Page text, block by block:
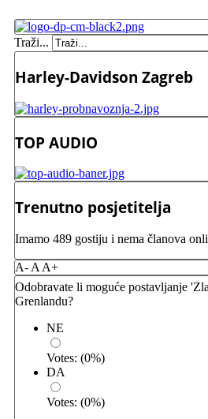
Traži...
Harley-Davidson Zagreb
TOP AUDIO
Trenutno posjetitelja
Imamo 489 gostiju i nema članova
A- A A+
Odobravate li moguće postavljanje
Grenlandu?
NE
Votes: (0%)
DA
Votes: (0%)